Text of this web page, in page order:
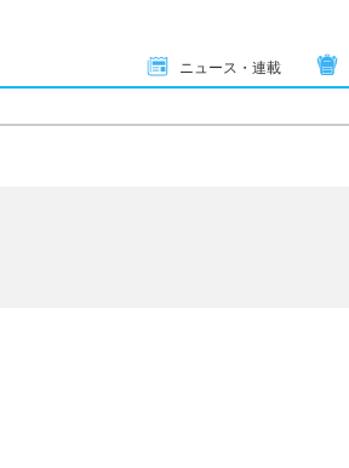
ニュース・連載